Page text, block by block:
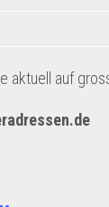
aktuell auf